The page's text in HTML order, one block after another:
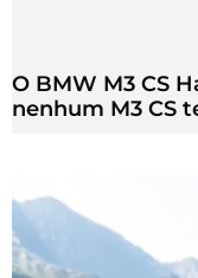
O BMW M3 CS
nenhum M3 CS